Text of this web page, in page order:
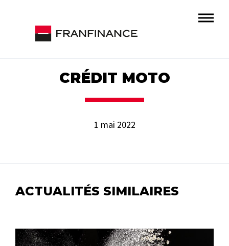
CRÉDIT MOTO
1 mai 2022
ACTUALITÉS SIMILAIRES